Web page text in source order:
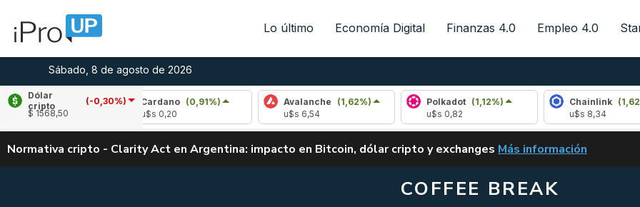
Lo último Economía Digital Finanzas 4.0 Empleo 4.0
Sábado, 8 de agosto de 2026
Dólar
cripto
(-0,30%)
$ 1568,50
Cardano (0,91%)
Avalanche
(1,62%)
Polkadot (1,12%)
Chainlink (1,62%)
Normativa cripto - Clarity Act en Argentina: impacto en Bitcoin, dólar cripto y exchanges CLARITY ACT EN
Más información
COFFEE BREAK